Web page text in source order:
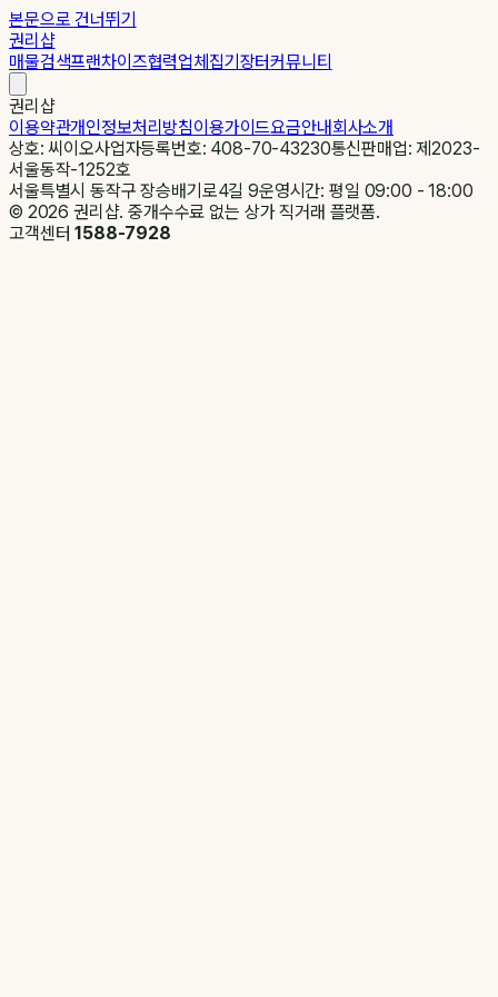
본문으로 건너뛰기
권리샵
매물검색프랜차이즈협력업체집기장터커뮤니티
권리샵
이용약관개인정보처리방침이용가이드요금안내회사소개
상호: 씨이오사업자등록번호: 408-70-43230통신판매업: 제2023-
서울동작-1252호
서울특별시 동작구 장승배기로4길 9운영시간: 평일 09:00 - 18:00
© 2026 권리샵. 중개수수료 없는 상가 직거래 플랫폼.
고객센터1588-7928